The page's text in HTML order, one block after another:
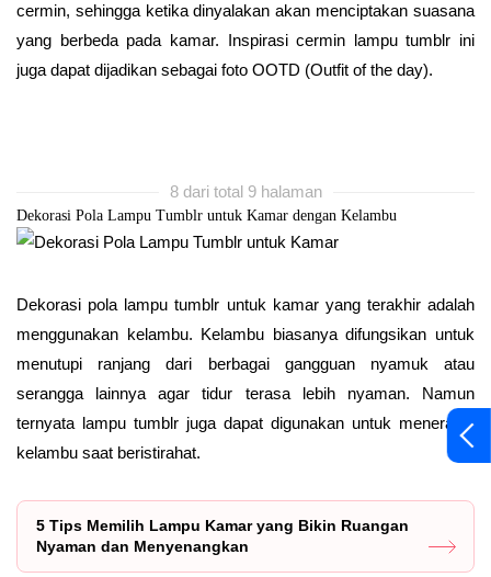
cermin, sehingga ketika dinyalakan akan menciptakan suasana
yang berbeda pada kamar. Inspirasi cermin lampu tumblr ini
juga dapat dijadikan sebagai foto OOTD (Outfit of the day).
8 dari total 9 halaman
Dekorasi Pola Lampu Tumblr untuk Kamar dengan Kelambu
Dekorasi pola lampu tumblr untuk kamar yang terakhir adalah
menggunakan kelambu. Kelambu biasanya difungsikan untuk
menutupi ranjang dari berbagai gangguan nyamuk atau
serangga lainnya agar tidur terasa lebih nyaman. Namun
ternyata lampu tumblr juga dapat digunakan untuk menerangi
kelambu saat beristirahat.
5 Tips Memilih Lampu Kamar yang Bikin Ruangan
Nyaman dan Menyenangkan